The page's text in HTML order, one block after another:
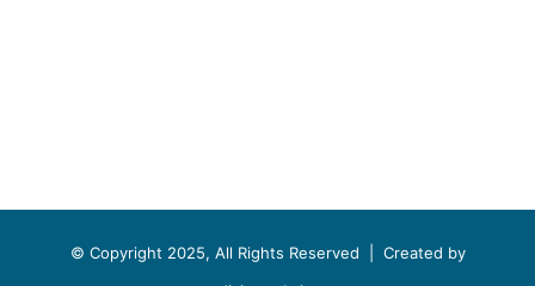
© Copyright 2025, All Rights Reserved | Created by